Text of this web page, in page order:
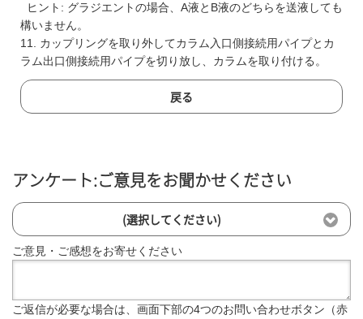
ヒント: グラジエントの場合、A液とB液のどちらを送液しても
構いません。
11. カップリングを取り外してカラム入口側接続用パイプとカ
ラム出口側接続用パイプを切り放し、カラムを取り付ける。
戻る
アンケート:ご意見をお聞かせください
(選択してください)
ご意見・ご感想をお寄せください
ご返信が必要な場合は、画面下部の4つのお問い合わせボタン（赤